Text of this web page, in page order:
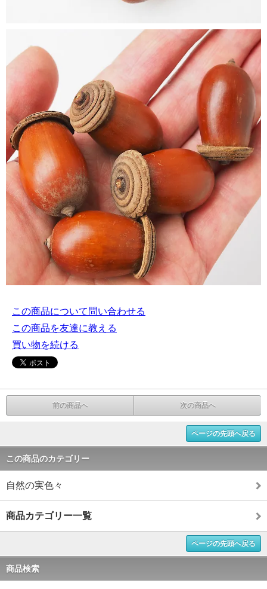
この商品について問い合わせる
この商品を友達に教える
買い物を続ける
前の商品へ 次の商品へ
ページの先頭へ戻る
この商品のカテゴリー
自然の実色々
商品カテゴリー一覧
ページの先頭へ戻る
商品検索